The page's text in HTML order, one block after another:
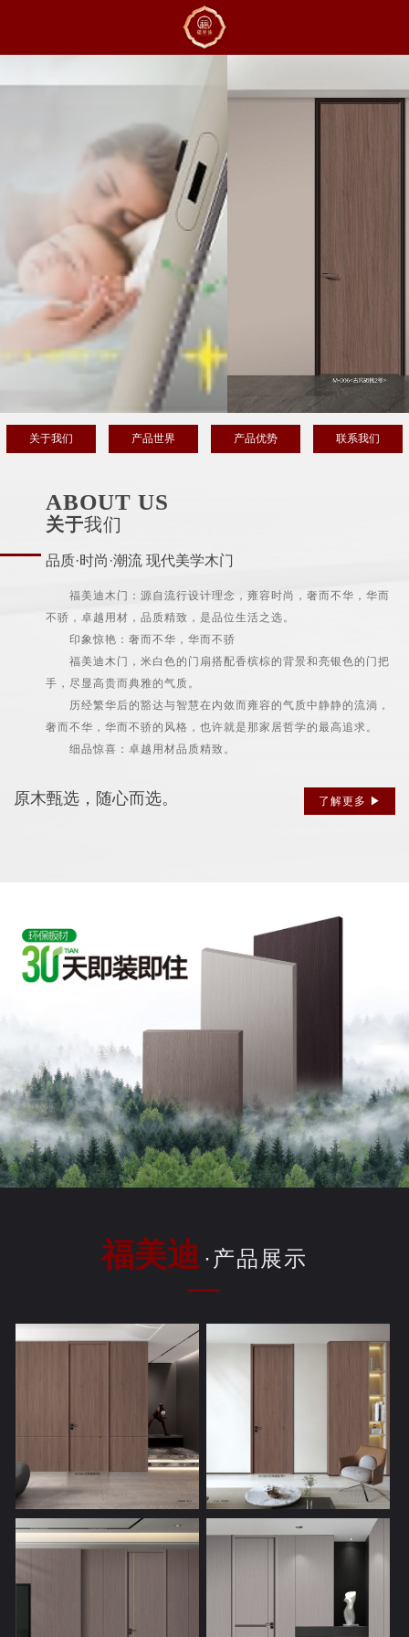
关于我们 产品世界 产品优势 联系我们
ABOUT US
关于我们
品质·时尚·潮流 现代美学木门
福美迪木门：源自流行设计理念，雍容时尚，奢而不华，华而
不骄，卓越用材，品质精致，是品位生活之选。
印象惊艳：奢而不华，华而不骄
福美迪木门，米白色的门扇搭配香槟棕的背景和亮银色的门把
手，尽显高贵而典雅的气质。
历经繁华后的豁达与智慧在内敛而雍容的气质中静静的流淌，
奢而不华，华而不骄的风格，也许就是那家居哲学的最高追求。
细品惊喜：卓越用材品质精致。
了解更多 ▶
原木甄选，随心而选。
福美迪 ·产品展示